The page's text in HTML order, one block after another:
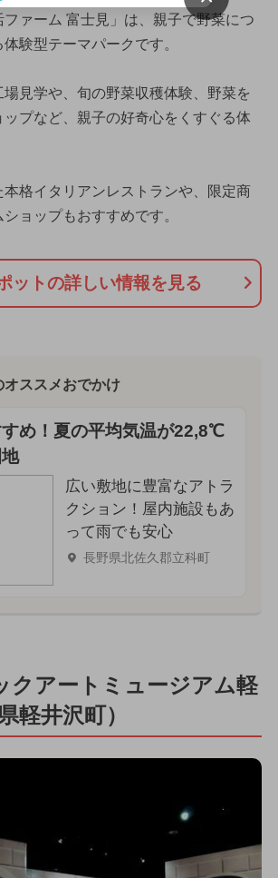
ファーム 富士見」は、親子で野菜につ
験型テーマパークです。
見学や、旬の野菜収穫体験、野菜を
プなど、親子の好奇心をくすぐる体
格イタリアンレストランや、限定商
ョップもおすすめです。
ットの詳しい情報を見る
オススメおでかけ
め！夏の平均気温が22,8℃
広い敷地に豊富なアトラ
クション！屋内施設もあ
って雨でも安心
長野県北佐久郡立科町
クアートミュージアム軽
軽井沢町）